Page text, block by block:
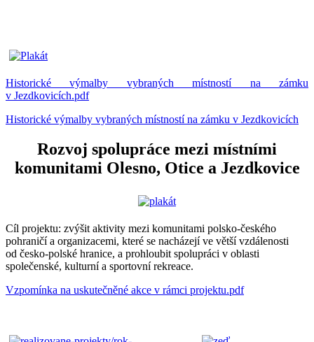
Historické výmalby vybraných místností na zámku
v Jezdkovicích.pdf
Historické výmalby vybraných místností na zámku v Jezdkovicích
Rozvoj spolupráce mezi místními
komunitami Olesno, Otice a Jezdkovice
Cíl projektu: zvýšit aktivity mezi komunitami polsko-českého
pohraničí a organizacemi, které se nacházejí ve větší vzdálenosti
od česko-polské hranice, a prohloubit spolupráci v oblasti
společenské, kulturní a sportovní rekreace.
Vzpomínka na uskutečněné akce v rámci projektu.pdf